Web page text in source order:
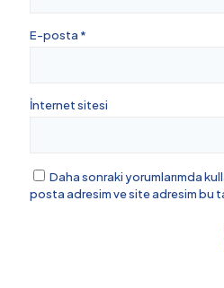
E-posta *
İnternet sitesi
Daha sonraki yorumlarımda
posta adresim ve site adresim bu